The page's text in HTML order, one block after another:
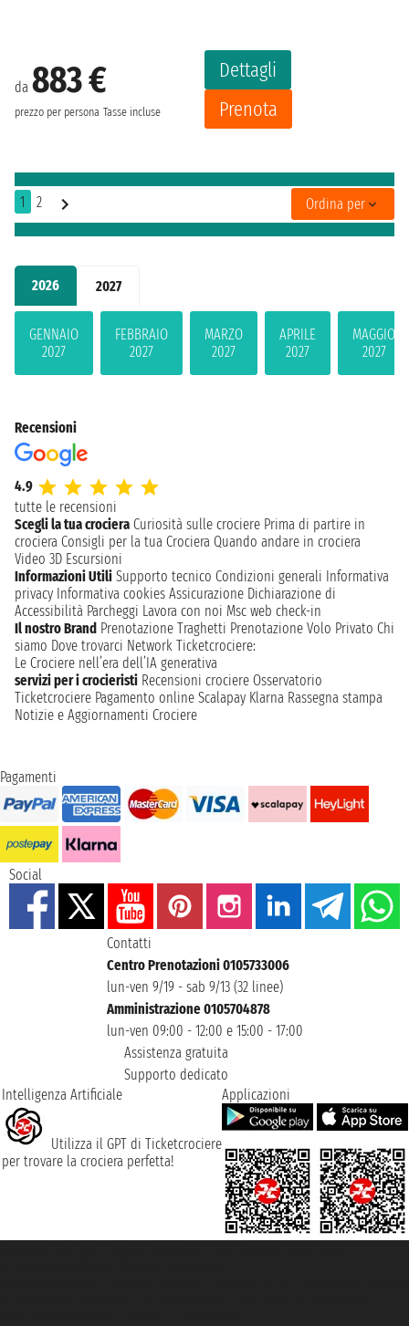
2026 2027
GENNAIO
2027
FEBBRAIO
2027
MARZO
2027
APRILE
2027
MAGGIO
2027
da 883 €
prezzo per persona Tasse incluse
Dettagli
Prenota
1 2 Ordina per
Recensioni
4.9
tutte le recensioni
Scegli la tua crociera Curiosità sulle crociere Prima di partire in
crociera Consigli per la tua Crociera Quando andare in crociera
Video 3D Escursioni
Informazioni Utili Supporto tecnico Condizioni generali Informativa
privacy Informativa cookies Assicurazione Dichiarazione di
Accessibilità Parcheggi Lavora con noi Msc web check-in
Il nostro Brand Prenotazione Traghetti Prenotazione Volo Privato Chi
siamo Dove trovarci Network Ticketcrociere:
Le Crociere nell’era dell’IA generativa
servizi per i crocieristi Recensioni crociere Osservatorio
Ticketcrociere Pagamento online Scalapay Klarna Rassegna stampa
Notizie e Aggiornamenti Crociere
Pagamenti
Social
Contatti
Centro Prenotazioni 0105733006
lun-ven 9/19 - sab 9/13 (32 linee)
Amministrazione 0105704878
lun-ven 09:00 - 12:00 e 15:00 - 17:00
Assistenza gratuita
Supporto dedicato
Intelligenza Artificiale
Utilizza il GPT di Ticketcrociere
per trovare la crociera perfetta!
Applicazioni